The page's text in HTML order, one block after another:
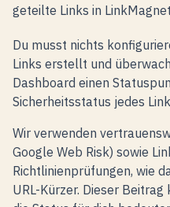
geteilte Links in
Du musst nichts
Links erstellt und
Dashboard einen
Sicherheitsstatus jedes
Wir verwenden
Google Web Risk) sowie
Richtlinienprüfungen, wie
URL-Kürzer. Dieser